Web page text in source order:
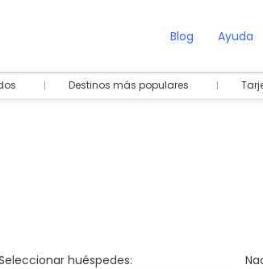
Blog Ayuda
Destinos más populares
huéspedes: